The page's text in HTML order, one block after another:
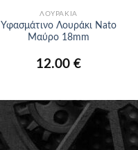
ΛΟΥΡΆΚΙΑ
Υφασμάτινο Λουράκι Nato
Μαύρο 18mm
12.00 €